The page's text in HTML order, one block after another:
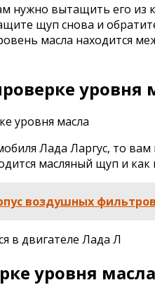
нужно вытащить его из
щуп снова и
масла находится
уровня
Лада Ларгус, то
масляный щуп и как
воздушных
в двигателе Лада Л
уровня